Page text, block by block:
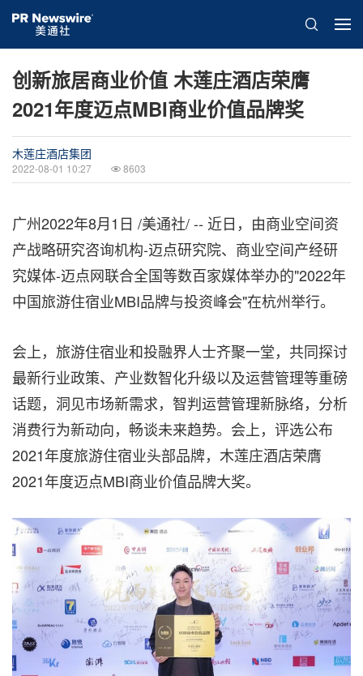
创新旅居商业价值 木莲庄酒店荣膺
2021年度迈点MBI商业价值品牌奖
木莲庄酒店集团
2022-08-01 10:27 8603
广州2022年8月1日 /美通社/ -- 近日，由商业空间资
产战略研究咨询机构-迈点研究院、商业空间产经研
究媒体-迈点网联合全国等数百家媒体举办的"2022年
中国旅游住宿业MBI品牌与投资峰会"在杭州举行。
会上，旅游住宿业和投融界人士齐聚一堂，共同探讨
最新行业政策、产业数智化升级以及运营管理等重磅
话题，洞见市场新需求，智判运营管理新脉络，分析
消费行为新动向，畅谈未来趋势。会上，评选公布
2021年度旅游住宿业头部品牌，木莲庄酒店荣膺
2021年度迈点MBI商业价值品牌大奖。